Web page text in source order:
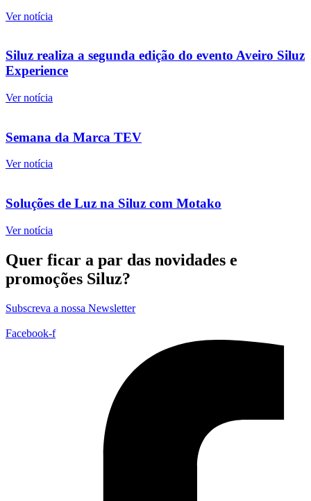
Ver notícia
Siluz realiza a segunda edição do evento Aveiro Siluz
Experience
Ver notícia
Semana da Marca TEV
Ver notícia
Soluções de Luz na Siluz com Motako
Ver notícia
Quer ficar a par das novidades e
promoções Siluz?
Subscreva a nossa Newsletter
Facebook-f